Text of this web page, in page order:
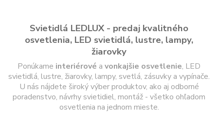
Svietidlá LEDLUX - predaj kvalitného
osvetlenia, LED svietidlá, lustre, lampy,
žiarovky
Ponúkame interiérové a vonkajšie osvetlenie, LED
svietidlá, lustre, žiarovky, lampy, svetlá, zásuvky a vypínače.
U nás nájdete široký výber produktov, ako aj odborné
poradenstvo, návrhy svietidiel, montáž - všetko ohľadom
osvetlenia na jednom mieste.